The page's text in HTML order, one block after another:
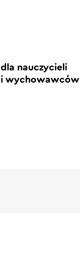
dla nauczycieli
i wychowawców